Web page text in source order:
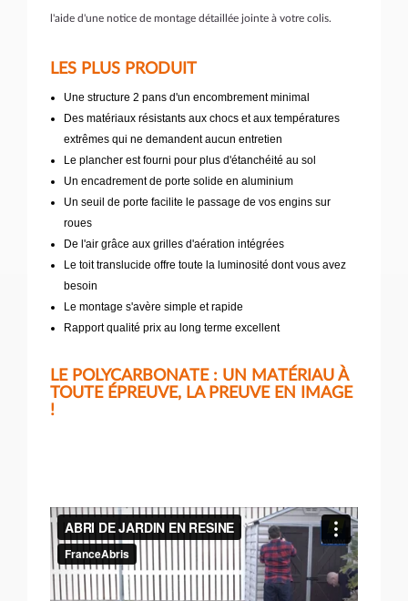
l'aide d'une notice de montage détaillée jointe à votre colis.
LES PLUS PRODUIT
Une structure 2 pans d'un encombrement minimal
Des matériaux résistants aux chocs et aux températures
extrêmes qui ne demandent aucun entretien
Le plancher est fourni pour plus d'étanchéité au sol
Un encadrement de porte solide en aluminium
Un seuil de porte facilite le passage de vos engins sur
roues
De l'air grâce aux grilles d'aération intégrées
Le toit translucide offre toute la luminosité dont vous avez
besoin
Le montage s'avère simple et rapide
Rapport qualité prix au long terme excellent
LE POLYCARBONATE : UN MATÉRIAU À
TOUTE ÉPREUVE, LA PREUVE EN IMAGE
!